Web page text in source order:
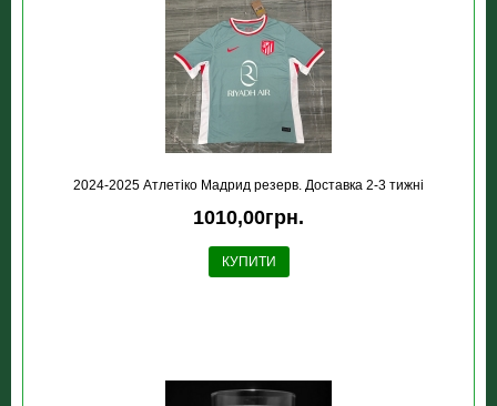
2024-2025 Атлетіко Мадрид резерв. Доставка 2-3 тижні
1010,00грн.
КУПИТИ